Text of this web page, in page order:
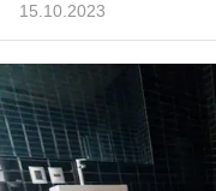
15.10.2023